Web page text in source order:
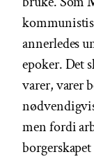
annerledes
epoker. Det
varer, varer
men fordi